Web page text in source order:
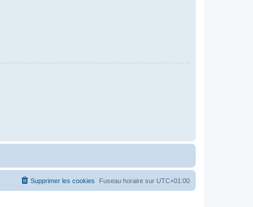
Fuseau horaire sur UTC+01:00
Supprimer les cookies